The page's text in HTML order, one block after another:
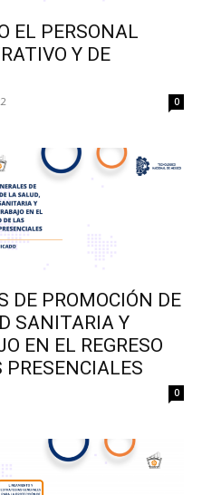
EL PERSONAL
Y DE
0
DE PROMOCIÓN DE
SANITARIA Y
EN EL REGRESO
0